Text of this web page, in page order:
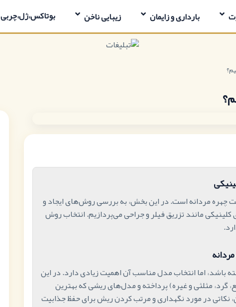
بارداری و‌ زایمان زیبایی ناخن بوتاکس،ژل،چربی
چهره مردانه است. در این بخش، به بررسی روش‌های ایجاد و
مانند تزریق فیلر و جراحی می‌پردازیم. انتخاب روش
باشد، اما انتخاب مدل مناسب آن اهمیت زیادی دارد. در این
مثلثی و غیره) پرداخته و مدل‌های ریشی که بهترین
در مورد نگهداری و مرتب کردن ریش برای حفظ جذابیت